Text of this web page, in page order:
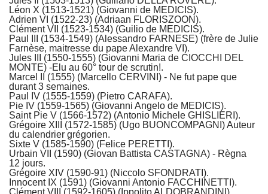
Léon X (1513-1521) (Giovanni de MEDICIS).
Adrien VI (1522-23) (Adriaan FLORISZOON).
Clément VII (1523-1534) (Guilio de MEDICIS).
Paul III (1534-1549) (Alessandro FARNESE) (frère de Julie
Farnèse, maitresse du pape Alexandre VI).
Jules III (1550-1555) (Giovanni Maria de CIOCCHI DEL
MONTE) -Elu au 60° tour de scrutin!.
Marcel II (1555) (Marcello CERVINI) - Ne fut pape que
durant 3 semaines.
Paul IV (1555-1559) (Pietro CARAFA).
Pie IV (1559-1565) (Giovanni Angelo de MEDICIS).
Saint Pie V (1566-1572) (Antonio Michele GHISLIERI).
Grégoire XIII (1572-1585) (Ugo BUONCOMPAGNI) Auteur
du calendrier grégorien.
Sixte V (1585-1590) (Felice PERETTI).
Urbain VII (1590) (Giovan Battista CASTAGNA) - Règna
12 jours.
Grégoire XIV (1590-91) (Niccolo SFONDRATI).
Innocent IX (1591) (Giovanni Antonio FACCHINETTI).
Clément VIII (1592-1605) (Ippolito ALDOBRANDINI).